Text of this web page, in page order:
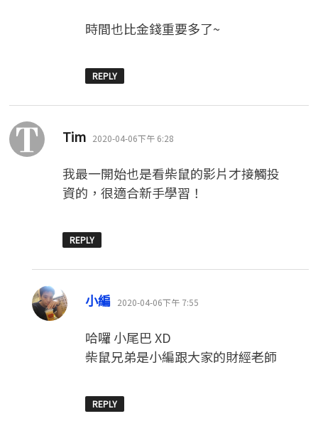
時間也比金錢重要多了~
REPLY
Tim表
示:2020-04-06下午 6:28
我最一開始也是看柴鼠的影片才接觸投
資的，很適合新手學習！
REPLY
小編表
示:2020-04-06下午 7:55
哈囉 小尾巴 XD
柴鼠兄弟是小編跟大家的財經老師
REPLY